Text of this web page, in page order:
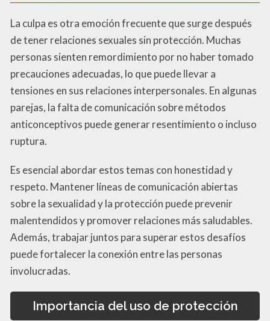
La culpa es otra emoción frecuente que surge después
de tener relaciones sexuales sin protección. Muchas
personas sienten remordimiento por no haber tomado
precauciones adecuadas, lo que puede llevar a
tensiones en sus relaciones interpersonales. En algunas
parejas, la falta de comunicación sobre métodos
anticonceptivos puede generar resentimiento o incluso
ruptura.
Es esencial abordar estos temas con honestidad y
respeto. Mantener líneas de comunicación abiertas
sobre la sexualidad y la protección puede prevenir
malentendidos y promover relaciones más saludables.
Además, trabajar juntos para superar estos desafíos
puede fortalecer la conexión entre las personas
involucradas.
Importancia del uso de protección